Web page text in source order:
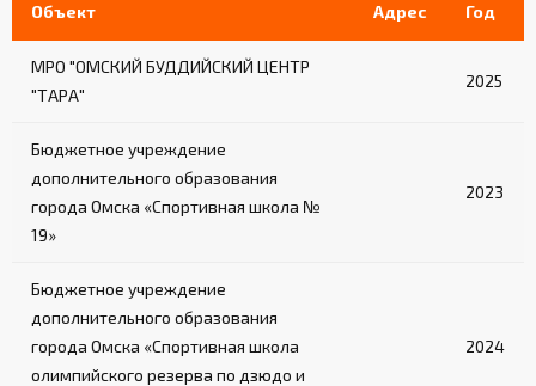
Объект Адрес Год
МРО "ОМСКИЙ БУДДИЙСКИЙ ЦЕНТР
"ТАРА"
2025
Бюджетное учреждение
дополнительного образования
города Омска «Спортивная школа №
19»
2023
Бюджетное учреждение
дополнительного образования
города Омска «Спортивная школа
олимпийского резерва по дзюдо и
2024